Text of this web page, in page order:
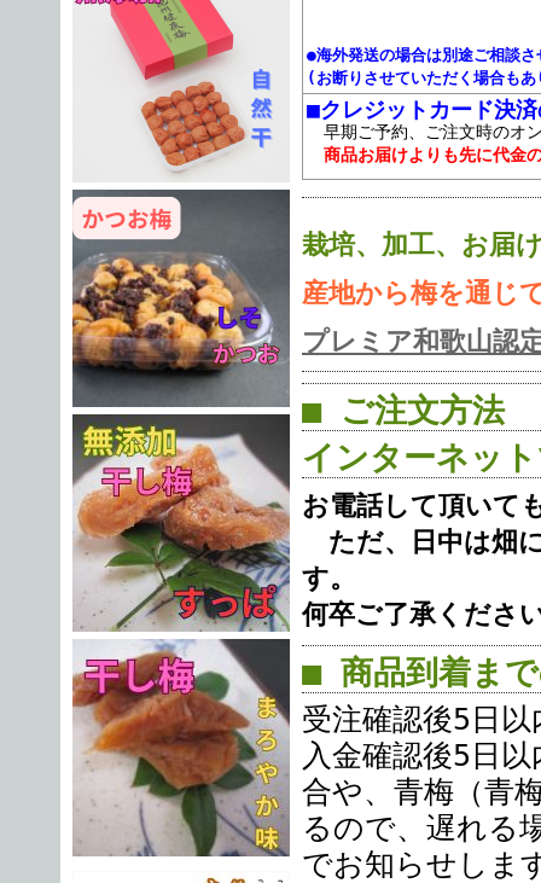
●海外発送の場合は別途ご相談さ
(お断りさせていただく場合も
■クレジットカード決
早期ご予約、ご注文時のオ
商品お届けよりも先に代金
栽培、加工、お届
産地から梅を通じ
プレミア和歌山認
■ ご注文方法
インターネッ
お電話して頂いて
ただ、日中は畑
す。
何卒ご了承くださ
■ 商品到着ま
受注確認後5日
入金確認後5日
合や、青梅（青
るので、遅れる
でお知らせしま